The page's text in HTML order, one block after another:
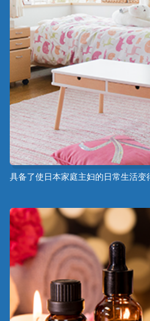
具备了使日本家庭主妇的日常生活变